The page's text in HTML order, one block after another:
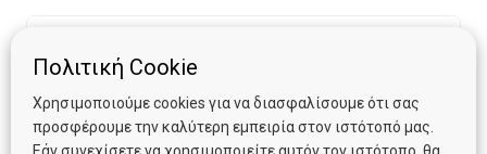
Πολιτική Cookie
Χρησιμοποιούμε cookies για να διασφαλίσουμε ότι σας
προσφέρουμε την καλύτερη εμπειρία στον ιστότοπό μας.